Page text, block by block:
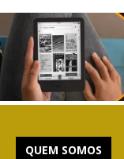
QUEM SOMOS